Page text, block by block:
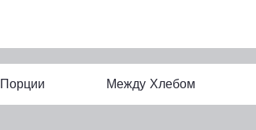
Порции Между Хлебом